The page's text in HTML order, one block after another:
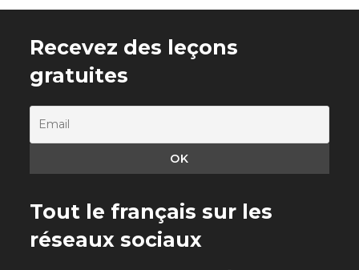
Recevez des leçons
gratuites
Tout le français sur les
réseaux sociaux